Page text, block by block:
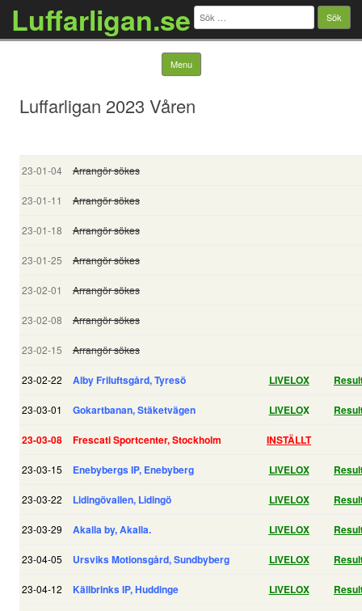
Luffarligan.se Sök
efter:
Menu Skip to content
Luffarligan 2023 Våren
23-01-04 Arrangör sökes
23-01-11 Arrangör sökes
23-01-18 Arrangör sökes
23-01-25 Arrangör sökes
23-02-01 Arrangör sökes
23-02-08 Arrangör sökes
23-02-15 Arrangör sökes
23-02-22 Alby Friluftsgård,Tyresö LIVELOX
23-03-01 Gokartbanan, Stäketvägen LIVELOX
23-03-08 Frescati Sportcenter, Stockholm INSTÄLLT
23-03-15 Enebybergs IP, Enebyberg LIVELOX
23-03-22 Lidingövallen, Lidingö LIVELOX
23-03-29 Akalla by, Akalla. LIVELOX
23-04-05 Ursviks Motionsgård, Sundbyberg LIVELOX
23-04-12 Källbrinks IP, Huddinge LIVELOX